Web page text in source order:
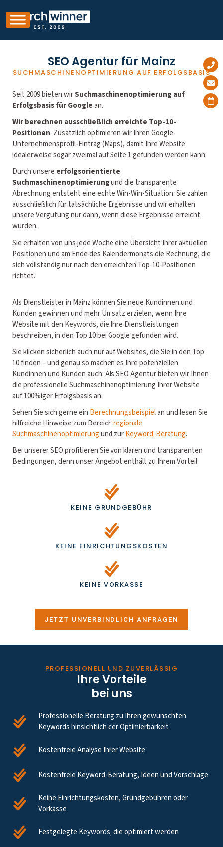
SEO Agentur für Mainz
SUCHMASCHINENOPTIMIERUNG AUF ERFOLGSBASIS
Seit 2009 bieten wirSuchmaschinenoptimierung auf
Erfolgsbasis für Googlean.
Wir berechnen ausschließlich erreichte Top-10-
Positionen. Zusätzlich optimieren wir Ihren Google-
Unternehmensprofil-Eintrag (Maps), damit Ihre Website
idealerweise sogar zweimal auf Seite 1 gefunden werden kann.
Durch unsere erfolgsorientierte
Suchmaschinenoptimierungund die transparente
Abrechnung entsteht eine echte Win-Win-Situation. Sie zahlen
ausschließlich für tatsächliche Ergebnisse und wir erhalten
unsere Vergütung nur dann, wenn diese Ergebnisse erreicht
wurden.
Sie erhalten von uns jede Woche eine Übersicht Ihrer aktuellen
Positionen und am Ende des Kalendermonats die Rechnung, die
sich vollständig nur nach den erreichten Top-10-Positionen
richtet.
Als Dienstleister in Mainz können Sie neue Kundinnen und
Kunden gewinnen und mehr Umsatz erzielen, wenn Ihre
Website mit den Keywords, die Ihre Dienstleistungen
beschreiben, in den Top 10 bei Google gefunden wird.
Sie klicken sicherlich auch nur auf Websites, die Sie in den Top
10 finden – und genau so machen es Ihre potenziellen
Kundinnen und Kunden auch. Als SEO Agentur bieten wir Ihnen
die professionelle Suchmaschinenoptimierung Ihrer Website
auf 100%iger Erfolgsbasis an.
Sehen Sie sich gerne ein Berechnungsbeispielan und lesen Sie
hilfreiche Hinweise zum Bereichregionale
Suchmaschinenoptimierungund zurKeyword-Beratung.
Bei unserer SEO profitieren Sie von klaren und transparenten
Bedingungen, denn unser Angebot enthält zu Ihrem Vorteil:
KEINE GRUNDGEBÜHR
KEINE EINRICHTUNGSKOSTEN
KEINE VORKASSE
JETZT UNVERBINDLICH ANFRAGEN
PROFESSIONELL UND ZUVERLÄSSIG
Ihre Vorteile
bei uns
Professionelle Beratung zu Ihren gewünschten
Keywords hinsichtlich der Optimierbarkeit
Kostenfreie Analyse Ihrer Website
Kostenfreie Keyword-Beratung, Ideen und Vorschläge
Keine Einrichtungskosten, Grundgebühren oder
Vorkasse
Festgelegte Keywords, die optimiert werden